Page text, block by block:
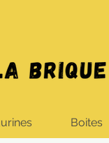
Boites